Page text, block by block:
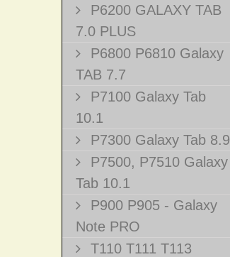
P6200 GALAXY TAB
7.0 PLUS
P6800 P6810 Galaxy
TAB 7.7
P7100 Galaxy Tab
10.1
P7300 Galaxy Tab 8.9
P7500, P7510 Galaxy
Tab 10.1
P900 P905 - Galaxy
Note PRO
T110 T111 T113